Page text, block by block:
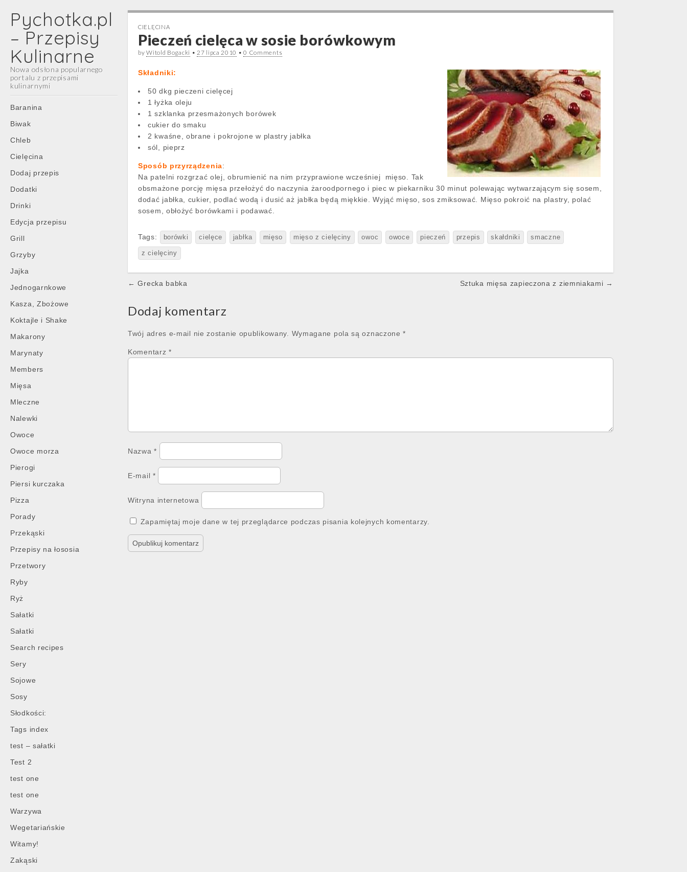
Pychotka.pl
– Przepisy
Kulinarne
Nowa odsłona popularnego
portalu z przepisami
kulinarnymi
Main
menu
Skip
content
Baranina
Biwak
Chleb
Cielęcina
Dodaj przepis
Dodatki
Drinki
Edycja przepisu
Grill
Grzyby
Jajka
Jednogarnkowe
Kasza, Zbożowe
Koktajle i Shake
Makarony
Marynaty
Members
Mięsa
Mleczne
Nalewki
Owoce
Owoce morza
Pierogi
Piersi kurczaka
Pizza
Porady
Przekąski
Przepisy na łososia
Przetwory
Ryby
Ryż
Sałatki
Sałatki
Search recipes
Sery
Sojowe
Sosy
Słodkości:
Tags index
test – sałatki
Test 2
test one
test one
Warzywa
Wegetariańskie
Witamy!
Zakąski
CIELĘCINA
Pieczeń cielęca w sosie borówkowym
byWitold Bogacki •27 lipca 2010 •0 Comments
Składniki:
50 dkg pieczeni cielęcej
1 łyżka oleju
1 szklanka przesmażonych borówek
cukier do smaku
2 kwaśne, obrane i pokrojone w plastry jabłka
sól, pieprz
Sposób przyrządzenia:
Na patelni rozgrzać olej, obrumienić na nim przyprawione wcześniej mięso. Tak
obsmażone porcję mięsa przełożyć do naczynia żaroodpornego i piec w piekarniku 30 minut polewając wytwarzającym się sosem,
dodać jabłka, cukier, podlać wodą i dusić aż jabłka będą miękkie. Wyjąć mięso, sos zmiksować. Mięso pokroić na plastry, polać
sosem, obłożyć borówkami i podawać.
Tags: borówki cielęce jabłka mięso mięso z cielęciny owoc owoce pieczeń przepis skałdniki smaczne
z cielęciny
Post
← Grecka babka Sztuka mięsa zapieczona z ziemniakami →
Dodaj komentarz
Twój adres e-mail nie zostanie opublikowany. Wymagane pola są oznaczone*
Komentarz *
Nazwa*
E-mail *
Witryna internetowa
Zapamiętaj moje dane w tej przeglądarce podczas pisania kolejnych komentarzy.